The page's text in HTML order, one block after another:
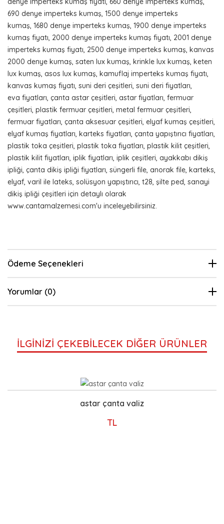
690 denye imperteks kumaş, 1500 denye imperteks
kumaş, 1680 denye imperteks kumaş, 1900 denye imperteks
kumaş fiyatı, 2000 denye imperteks kumaş fiyatı, 2001 denye
imperteks kumaş fiyatı, 2500 denye imperteks kumaş, kanvas
2000 denye kumaş, saten lux kumaş, krinkle lux kumaş, keten
lux kumaş, asos lux kumaş, kamuflaj imperteks kumaş fiyatı,
kanvas kumaş fiyatı, suni deri çeşitleri, suni deri fiyatları,
eva fiyatları, çanta astar çeşitleri, astar fiyatları, fermuar
çeşitleri, plastik fermuar çeşitleri, metal fermuar çeşitleri,
fermuar fiyatları, çanta aksesuar çeşitleri, elyaf kumaş çeşitleri,
elyaf kumaş fiyatları, karteks fiyatları, çanta yapıştırıcı fiyatları,
plastik toka çeşitleri, plastik toka fiyatları, plastik kilit çeşitleri,
plastik kilit fiyatları, iplik fiyatları, iplik çeşitleri, ayakkabı dikiş
ipliği, çanta dikiş ipliği fiyatları, süngerli file, anorak file, karteks,
elyaf, varil ile lateks, solüsyon yapıştırıcı, t28, şilte ped, sanayi
dikiş ipliği çeşitleri için detaylı olarak
www.cantamalzemesi.com'u inceleyebilirsiniz.
Ödeme Seçenekleri
Yorumlar (0)
İLGİNİZİ ÇEKEBİLECEK DİĞER ÜRÜNLER
astar çanta valiz
TL